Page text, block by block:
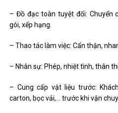
– Đồ đạc toàn tuyệt đối: Chuyển
gói, xếp hạng.
– Thao tác làm việc: Cẩn thận,
– Nhân sự: Phép, nhiệt tình, thân
– Cung cấp vật liệu trước:
carton, bọc vải,… trước khi vận